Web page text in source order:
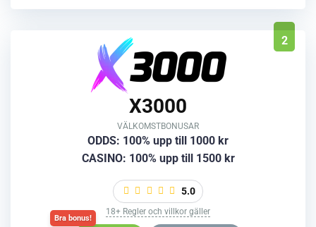
2
X3000
VÄLKOMSTBONUSAR
ODDS: 100% upp till 1000 kr
CASINO: 100% upp till 1500 kr
5.0
18+ Regler och villkor gäller